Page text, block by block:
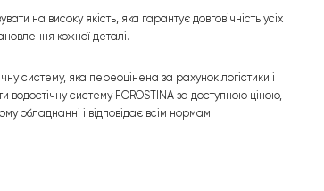
на високу якість, яка гарантує довговічність усіх
кожної деталі.
систему, яка переоцінена за рахунок логістики і
водостічну систему FOROSTINA за доступною ціною,
обладнанні і відповідає всім нормам.